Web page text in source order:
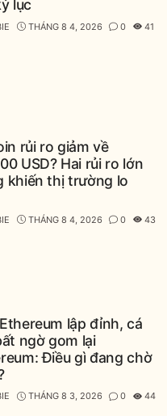
lục
THÁNG 8 4, 2026 0
41
rủi ro giảm về
USD? Hai rủi ro lớn
khiến thị trường lo
THÁNG 8 4, 2026 0
43
lập đỉnh, cá
ngờ gom lại
Điều gì đang chờ
THÁNG 8 3, 2026 0
44